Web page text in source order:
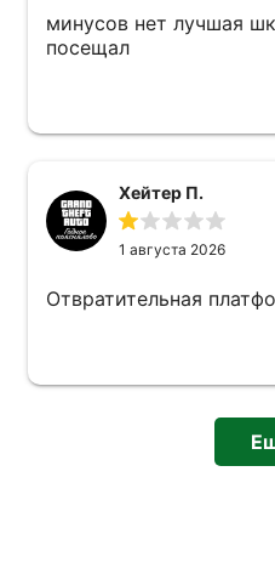
минусов нет лучшая
посещал
Хейтер П.
1 августа 2026
Отвратительная